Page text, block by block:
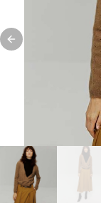
Previous slide